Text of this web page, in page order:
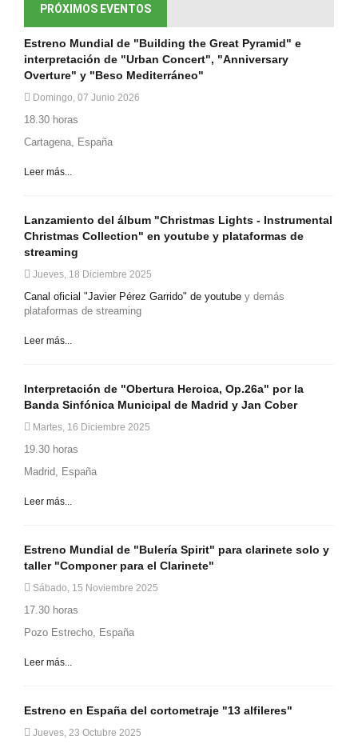
PRÓXIMOS EVENTOS
Estreno Mundial de "Building the Great Pyramid" e
interpretación de "Urban Concert", "Anniversary
Overture" y "Beso Mediterráneo"
Domingo, 07 Junio 2026
18.30 horas
Cartagena, España
Leer más...
Lanzamiento del álbum "Christmas Lights - Instrumental
Christmas Collection" en youtube y plataformas de
streaming
Jueves, 18 Diciembre 2025
Canal oficial "Javier Pérez Garrido" de youtube y demás
plataformas de streaming
Leer más...
Interpretación de "Obertura Heroica, Op.26a" por la
Banda Sinfónica Municipal de Madrid y Jan Cober
Martes, 16 Diciembre 2025
19.30 horas
Madrid, España
Leer más...
Estreno Mundial de "Bulería Spirit" para clarinete solo y
taller "Componer para el Clarinete"
Sábado, 15 Noviembre 2025
17.30 horas
Pozo Estrecho, España
Leer más...
Estreno en España del cortometraje "13 alfileres"
Jueves, 23 Octubre 2025